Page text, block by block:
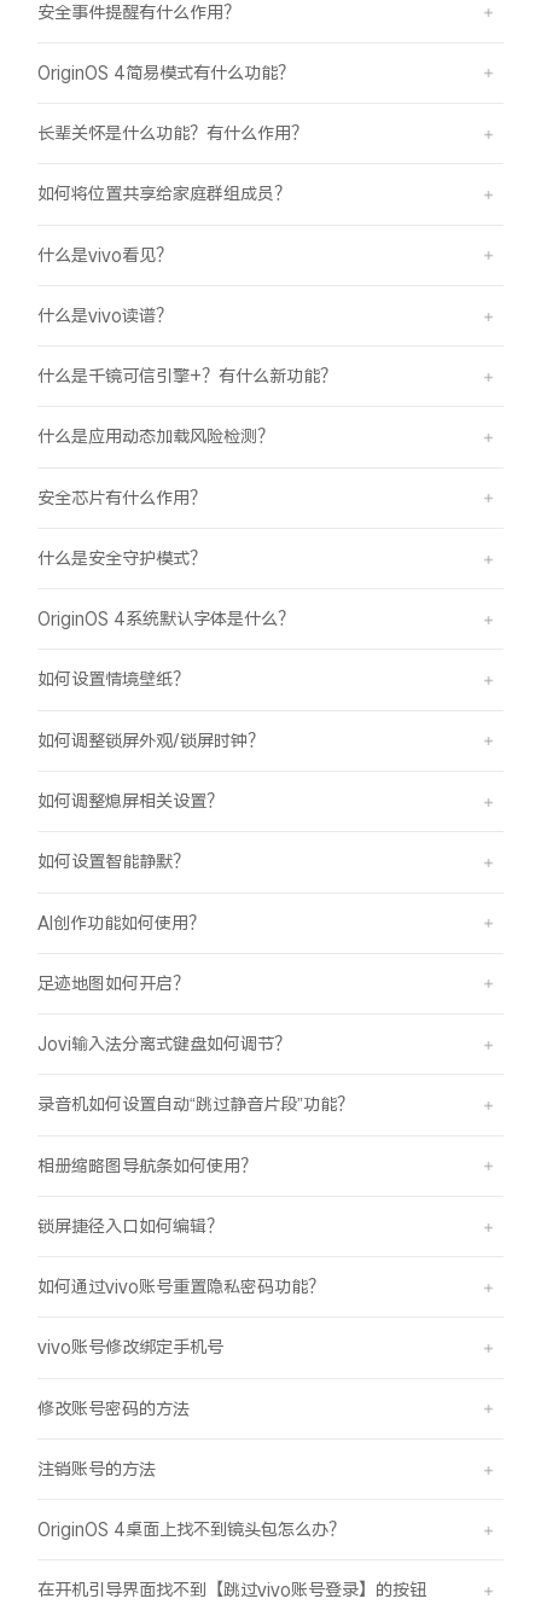
安全事件提醒有什么作用？
OriginOS 4简易模式有什么功能？
长辈关怀是什么功能？有什么作用？
如何将位置共享给家庭群组成员？
什么是vivo看见？
什么是vivo读谱？
什么是千镜可信引擎+？有什么新功能？
什么是应用动态加载风险检测？
安全芯片有什么作用？
什么是安全守护模式？
OriginOS 4系统默认字体是什么？
如何设置情境壁纸？
如何调整锁屏外观/锁屏时钟？
如何调整熄屏相关设置？
如何设置智能静默？
AI创作功能如何使用？
足迹地图如何开启？
Jovi输入法分离式键盘如何调节？
录音机如何设置自动“跳过静音片段”功能？
相册缩略图导航条如何使用？
锁屏捷径入口如何编辑？
如何通过vivo账号重置隐私密码功能？
vivo账号修改绑定手机号
修改账号密码的方法
注销账号的方法
OriginOS 4桌面上找不到镜头包怎么办？
在开机引导界面找不到【跳过vivo账号登录】的按钮